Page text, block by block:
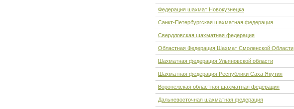
Федерация шахмат Новокузнецка
Санкт-Петербургская шахматная федерация
Свердловская шахматная федерация
Областная Федерация Шахмат Смоленской Области
Шахматная федерация Ульяновской области
Шахматная федерация Республики Саха Якутия
Воронежская областная шахматная федерация
Дальневосточная шахматная федерация